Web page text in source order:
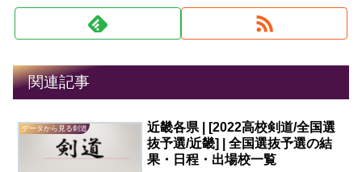
関連記事
データから見る剣道
近畿各県 | [2022高校剣道/全国選
抜予選/近畿] | 全国選抜予選の結
果・日程・出場校一覧